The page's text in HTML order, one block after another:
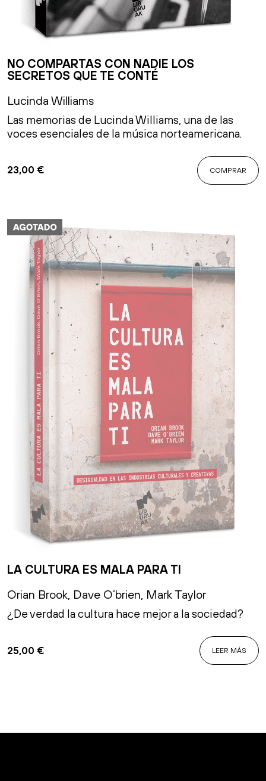
NO COMPARTAS CON NADIE LOS
SECRETOS QUE TE CONTÉ
Lucinda Williams
Las memorias de Lucinda Williams, una de las
voces esenciales de la música norteamericana.
23,00 € COMPRAR
LA CULTURA ES MALA PARA TI
Orian Brook Dave O’brien Mark Taylor
¿De verdad la cultura hace mejor a la sociedad?
25,00 € LEER MÁS